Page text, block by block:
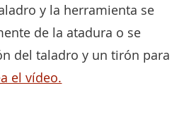
y la herramienta se
de la atadura o se
del taladro y un tirón para
el vídeo.